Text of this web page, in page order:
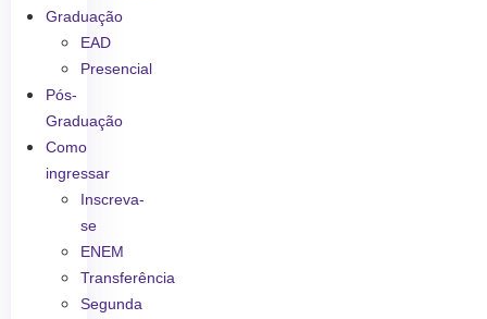
Graduação
EAD
Presencial
Pós-
Graduação
Como
ingressar
Inscreva-
se
ENEM
Transferência
Segunda